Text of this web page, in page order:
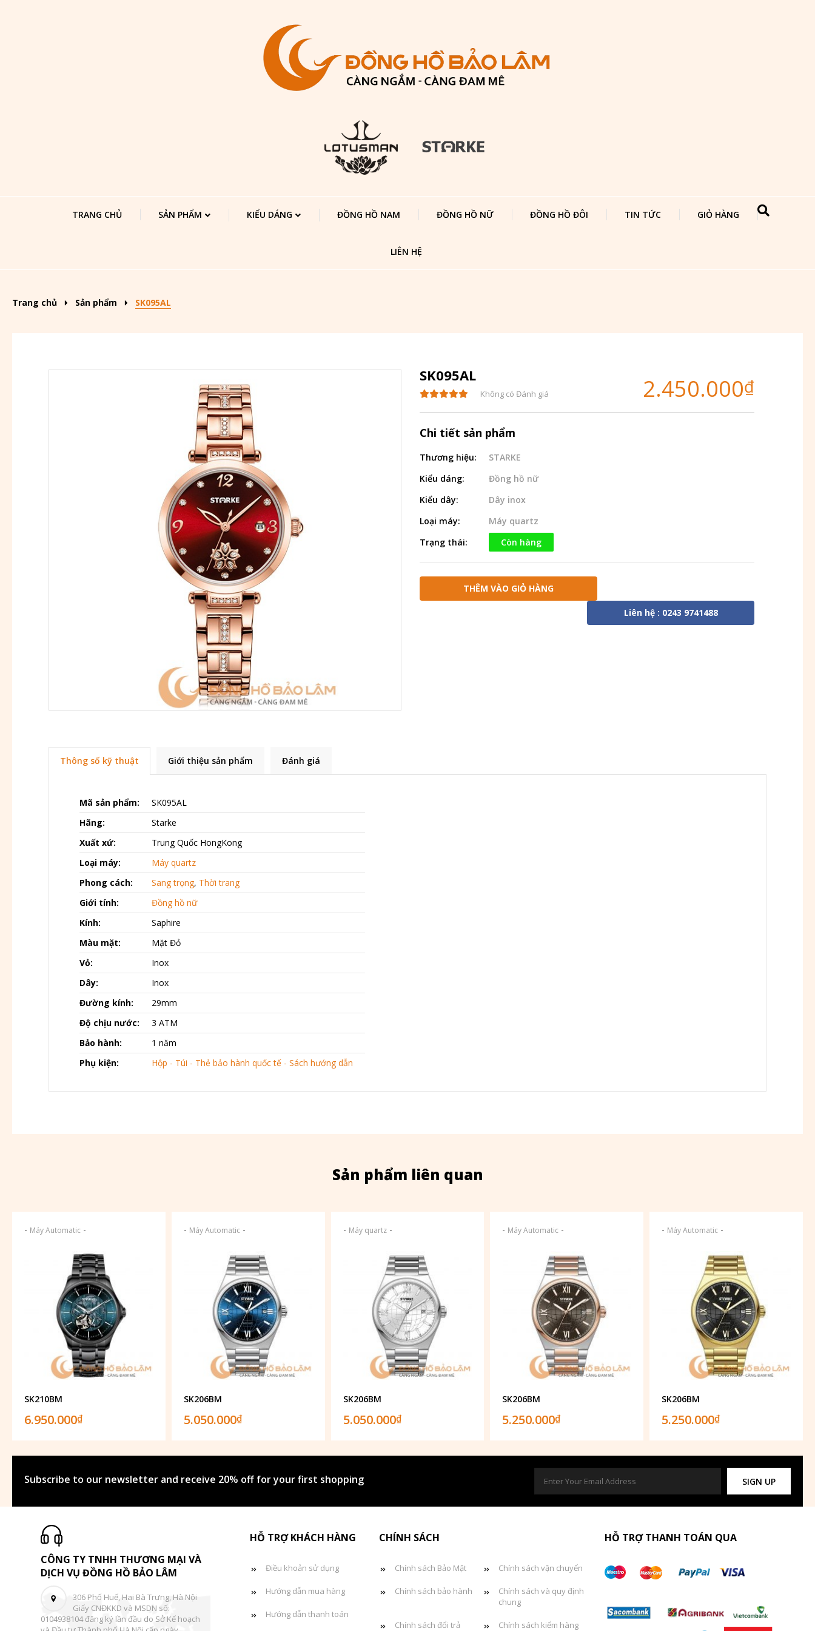
TRANG CHỦ SẢN PHẨM KIỂU DÁNG ĐỒNG HỒ NAM ĐỒNG HỒ NỮ ĐỒNG HỒ ĐÔI TIN TỨC GIỎ HÀNG
LIÊN HỆ
Trang chủ Sản phẩm SK095AL
SK095AL
Không có Đánh giá 2.450.000₫
Chi tiết sản phẩm
Thương hiệu:
STARKE
Kiểu dáng:
Đồng hồ nữ
Kiểu dây:
Dây inox
Loại máy:
Máy quartz
Trạng thái:
Còn hàng
THÊM VÀO GIỎ HÀNG
Liên hệ : 0243 9741488
Thông số kỹ thuật Giới thiệu sản phẩm Đánh giá
Mã sản phẩm:
SK095AL
Hãng:
Starke
Xuất xứ:
Trung Quốc HongKong
Loại máy:
Máy quartz
Phong cách:
Sang trọng, Thời trang
Giới tính:
Đồng hồ nữ
Kính:
Saphire
Màu mặt:
Mặt Đỏ
Vỏ:
Inox
Dây:
Inox
Đường kính:
29mm
Độ chịu nước:
3 ATM
Bảo hành:
1 năm
Phụ kiện:
Hộp - Túi - Thẻ bảo hành quốc tế - Sách hướng dẫn
Sản phẩm liên quan
- Máy Automatic -
SK210BM
6.950.000₫
- Máy Automatic-
SK206BM
5.050.000₫
- Máy quartz-
SK206BM
5.050.000₫
- Máy Automatic -
SK206BM
5.250.000₫
- Máy Automatic -
SK206BM
5.250.000₫
Subscribe to our newsletter and receive 20% off for your first shopping SIGN UP
CÔNG TY TNHH THƯƠNG MẠI VÀ
DỊCH VỤ ĐỒNG HỒ BẢO LÂM
306 Phố Huế, Hai Bà Trưng, Hà Nội
Giấy CNĐKKD và MSDN số:
0104938104 đăng ký lần đầu do Sở Kế hoạch
HỖ TRỢ KHÁCH HÀNG
Điều khoản sử dụng
Hướng dẫn mua hàng
Hướng dẫn thanh toán
CHÍNH SÁCH
Chính sách Bảo Mật Chính sách vận chuyển
Chính sách bảo hành
Chính sách và quy định
chung
Chính sách đổi trả Chính sách kiểm hàng
HỖ TRỢ THANH TOÁN QUA